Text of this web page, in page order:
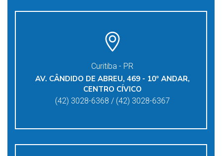
Curitiba - PR
AV. CÂNDIDO DE ABREU, 469 - 10º ANDAR,
CENTRO CÍVICO
(42) 3028-6368 / (42) 3028-6367